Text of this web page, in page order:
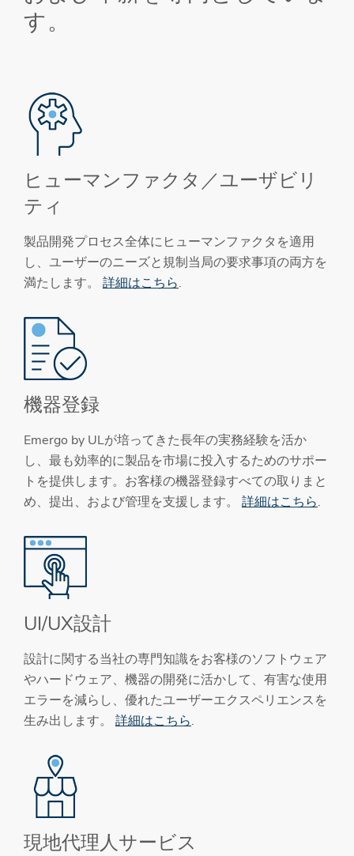
す。
ヒューマンファクタ／ユーザビリ
ティ
製品開発プロセス全体にヒューマンファクタを適用
し、ユーザーのニーズと規制当局の要求事項の両方を
満たします。 詳細はこちら.
機器登録
Emergo by ULが培ってきた長年の実務経験を活か
し、最も効率的に製品を市場に投入するためのサポー
トを提供します。お客様の機器登録すべての取りまと
め、提出、および管理を支援します。 詳細はこちら.
UI/UX設計
設計に関する当社の専門知識をお客様のソフトウェア
やハードウェア、機器の開発に活かして、有害な使用
エラーを減らし、優れたユーザーエクスペリエンスを
生み出します。 詳細はこちら.
現地代理人サービス